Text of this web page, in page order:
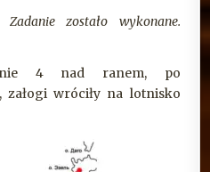
zostało wykonane.
4 nad ranem, po
załogi wróciły na lotnisko